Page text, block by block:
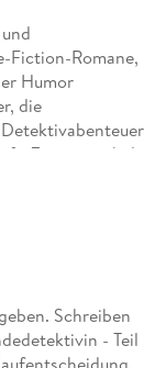
Fiction-Romane,
Humor
die
Zusammenhalt
ruhige, bildhafte
stehen nicht
Hinsehen.
Schreiben
- Teil